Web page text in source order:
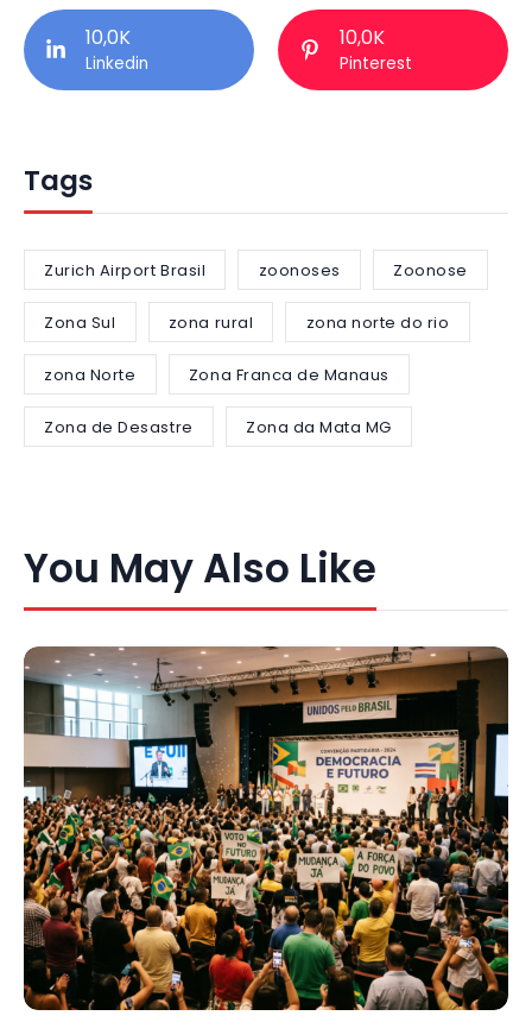
10,0K
Linkedin
10,0K
Pinterest
Tags
Zurich Airport Brasil zoonoses Zoonose
Zona Sul zona rural zona norte do rio
zona Norte Zona Franca de Manaus
Zona de Desastre Zona da Mata MG
You May Also Like